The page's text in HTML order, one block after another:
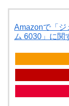
Amazonで「ジ
ム 6030」に関